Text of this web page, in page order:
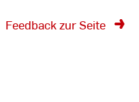
Feedback zur Seite